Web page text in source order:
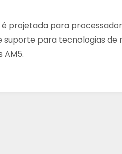
é projetada para
para tecnologias de